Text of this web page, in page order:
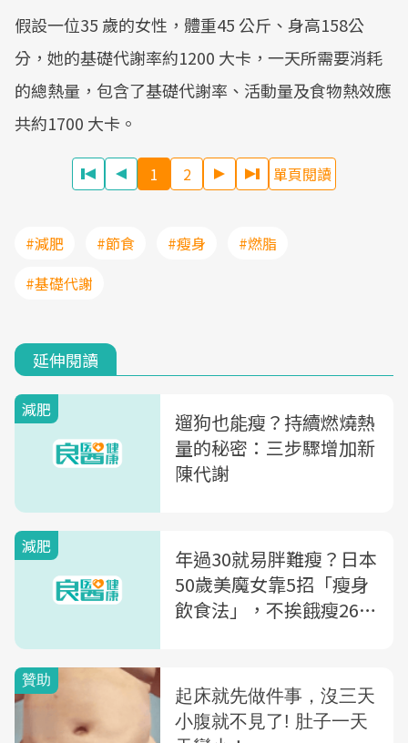
假設一位35 歲的女性，體重45 公斤、身高158公
分，她的基礎代謝率約1200 大卡，一天所需要消耗
的總熱量，包含了基礎代謝率、活動量及食物熱效應
共約1700 大卡。
1 2 單頁閱讀
#減肥 #節食 #瘦身
#燃脂
#基礎代謝
延伸閱讀
減肥
遛狗也能瘦？持續燃燒熱
量的秘密：三步驟增加新
陳代謝
減肥
年過30就易胖難瘦？日本
50歲美魔女靠5招「瘦身
飲食法」，不挨餓瘦26公